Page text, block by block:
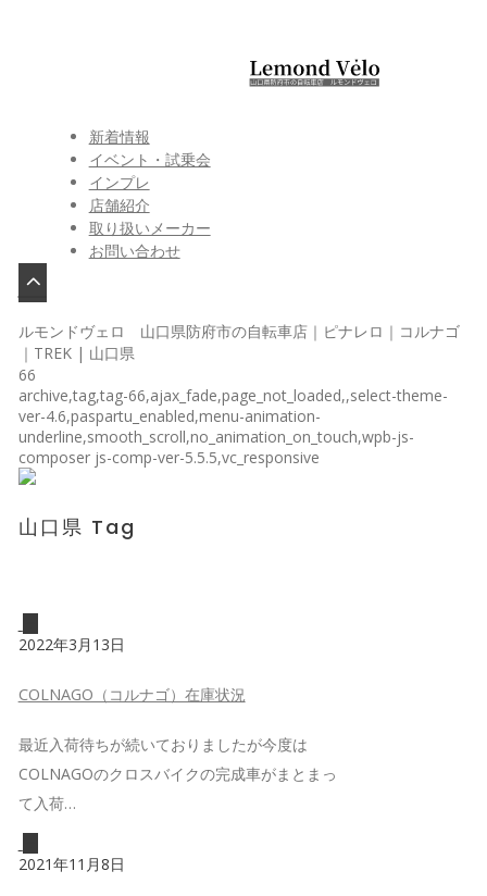
新着情報
イベント・試乗会
インプレ
店舗紹介
取り扱いメーカー
お問い合わせ
ルモンドヴェロ 山口県防府市の自転車店｜ピナレロ｜コルナゴ
｜TREK | 山口県
66
archive,tag,tag-66,ajax_fade,page_not_loaded,,select-theme-
ver-4.6,paspartu_enabled,menu-animation-
underline,smooth_scroll,no_animation_on_touch,wpb-js-
composer js-comp-ver-5.5.5,vc_responsive
山口県 Tag
2022年3月13日
COLNAGO（コルナゴ）在庫状況
最近入荷待ちが続いておりましたが今度は
COLNAGOのクロスバイクの完成車がまとまっ
て入荷…
2021年11月8日